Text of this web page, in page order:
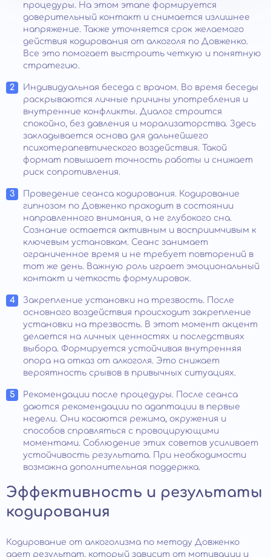
процедуры. На этом этапе формируется
доверительный контакт и снимается излишнее
напряжение. Также уточняется срок желаемого
действия кодирования от алкоголя по Довженко.
Все это помогает выстроить четкую и понятную
стратегию.
Индивидуальная беседа с врачом. Во время беседы
раскрываются личные причины употребления и
внутренние конфликты. Диалог строится
спокойно, без давления и морализаторства. Здесь
закладывается основа для дальнейшего
психотерапевтического воздействия. Такой
формат повышает точность работы и снижает
риск сопротивления.
Проведение сеанса кодирования. Кодирование
гипнозом по Довженко проходит в состоянии
направленного внимания, а не глубокого сна.
Сознание остается активным и восприимчивым к
ключевым установкам. Сеанс занимает
ограниченное время и не требует повторений в
тот же день. Важную роль играет эмоциональный
контакт и четкость формулировок.
Закрепление установки на трезвость. После
основного воздействия происходит закрепление
установки на трезвость. В этот момент акцент
делается на личных ценностях и последствиях
выбора. Формируется устойчивая внутренняя
опора на отказ от алкоголя. Это снижает
вероятность срывов в привычных ситуациях.
Рекомендации после процедуры. После сеанса
даются рекомендации по адаптации в первые
недели. Они касаются режима, окружения и
способов справляться с провоцирующими
моментами. Соблюдение этих советов усиливает
устойчивость результата. При необходимости
возможна дополнительная поддержка.
Эффективность и результаты
кодирования
Кодирование от алкоголизма по методу Довженко
дает результат, который зависит от мотивации и